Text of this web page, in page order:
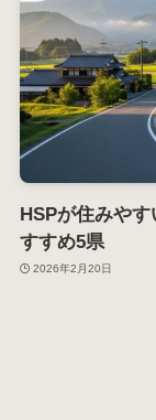
HSPが住みや
すすめ5県
2026年2月20日